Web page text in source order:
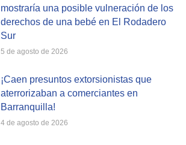
mostraría una posible vulneración de los
derechos de una bebé en El Rodadero
Sur
5 de agosto de 2026
¡Caen presuntos extorsionistas que
aterrorizaban a comerciantes en
Barranquilla!
4 de agosto de 2026